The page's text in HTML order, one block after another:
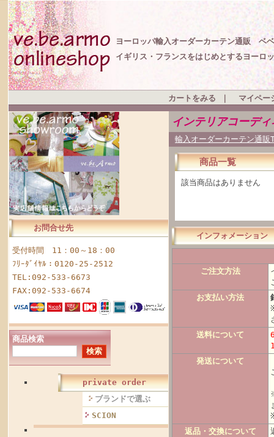
ヨーロッパ輸入オーダーカーテン通販 ベ
イギリス・フランスをはじめとするヨーロ
カートをみる マイペー
お問合せ先
受付時間 11：00～18：00
ﾌﾘｰﾀﾞｲﾔﾙ：0120-25-2512
TEL:092-533-6673
FAX:092-533-6674
商品検索
private order
ブランドで選ぶ
SCION
インテリアコーデ
輸入オーダーカーテン通販
商品一覧
該当商品はありません
インフォメーション
ご注文方法
お支払い方法
送料について
発送について
返品・交換について